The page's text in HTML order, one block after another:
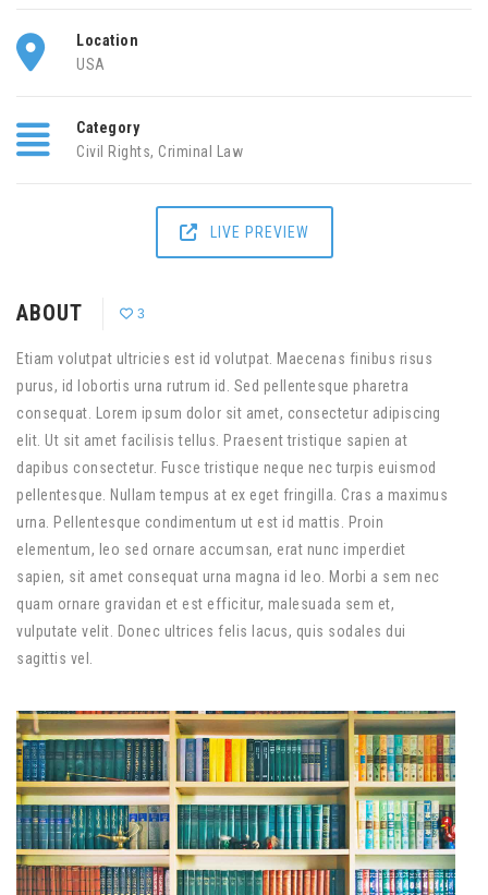
Location
USA
Category
Civil Rights, Criminal Law
LIVE PREVIEW
ABOUT 3
Etiam volutpat ultricies est id volutpat. Maecenas finibus risus
purus, id lobortis urna rutrum id. Sed pellentesque pharetra
consequat. Lorem ipsum dolor sit amet, consectetur adipiscing
elit. Ut sit amet facilisis tellus. Praesent tristique sapien at
dapibus consectetur. Fusce tristique neque nec turpis euismod
pellentesque. Nullam tempus at ex eget fringilla. Cras a maximus
urna. Pellentesque condimentum ut est id mattis. Proin
elementum, leo sed ornare accumsan, erat nunc imperdiet
sapien, sit amet consequat urna magna id leo. Morbi a sem nec
quam ornare gravidan et est efficitur, malesuada sem et,
vulputate velit. Donec ultrices felis lacus, quis sodales dui
sagittis vel.